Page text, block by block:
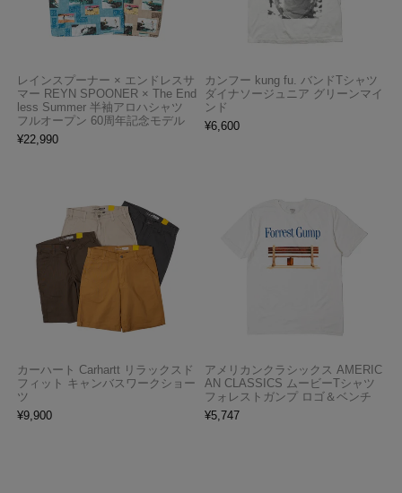
レインスプーナー × エンドレスサ
マー REYN SPOONER × The End
less Summer 半袖アロハシャツ
フルオープン 60周年記念モデル
¥22,990
カンフー kung fu. バンドTシャツ
ダイナソージュニア グリーンマイ
ンド
¥6,600
カーハート Carhartt リラックスド
フィット キャンバスワークショー
ツ
¥9,900
アメリカンクラシックス AMERIC
AN CLASSICS ムービーTシャツ
フォレストガンプ ロゴ＆ベンチ
¥5,747